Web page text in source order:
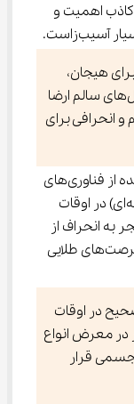
اهمیت و
آسیب‌زاست.
هیجان،
سالم ارضا
و انحرافی برای
از فناوری‌های
در اوقات
به انحراف از
طلایی
در اوقات
در معرض انواع
قرار